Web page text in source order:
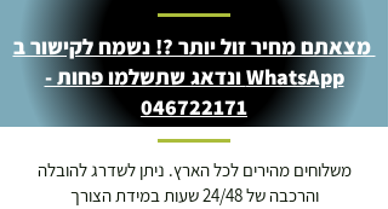
מצאתם מחיר זול יותר ?! נשמח לקישור ב
WhatsApp ונדאג שתשלמו פחות -
046722171
משלוחים מהירים לכל הארץ. ניתן לשדרג להובלה
והרכבה של 24/48 שעות במידת הצורך